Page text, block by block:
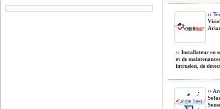
››
›› Installateur en
et de
intrusion, de
››